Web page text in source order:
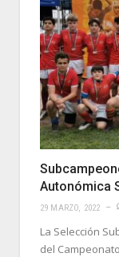
Autonómica
29 MARZO, 2022
La Selección
del